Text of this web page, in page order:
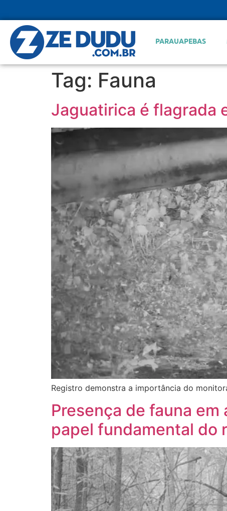
PARAUAPEBAS
Tag: Fauna
Jaguatirica é flagrada
Registro demonstra a importância do
Presença de fauna
papel fundamental do